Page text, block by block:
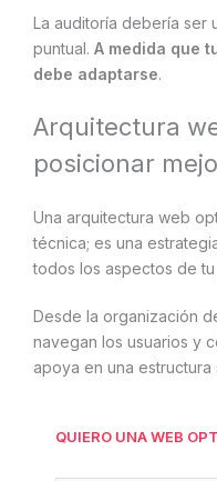
La auditoría debería ser
puntual. A medida que
debe adaptarse.
Arquitectura
posicionar
Una arquitectura web
técnica; es una
todos los aspectos de
Desde la organización
navegan los usuarios y
apoya en una
QUIERO UNA WEB